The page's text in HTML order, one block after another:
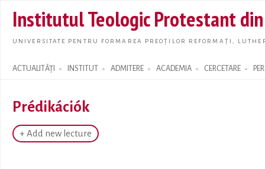
main
Institutul Teologic Protestant
UNIVERSITATE PENTRU FORMAREA PREOȚILOR REFORMAȚI,
ACTUALITĂȚI INSTITUT ADMITERE ACADEMIA CERCETARE
Search form
Prédikációk
+ Add new lecture